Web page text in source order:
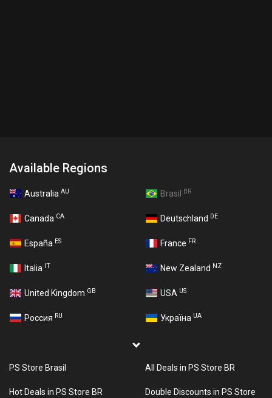
Available Regions
Australia AU Brasil BR
Canada CA Deutschland DE
España ES France FR
Italia IT New Zealand NZ
United Kingdom GB USA US
Россия RU Україна UA
PS Store Brasil All Deals in PS Store BR
Hot Deals in PS Store BR Double Discounts in PS Store